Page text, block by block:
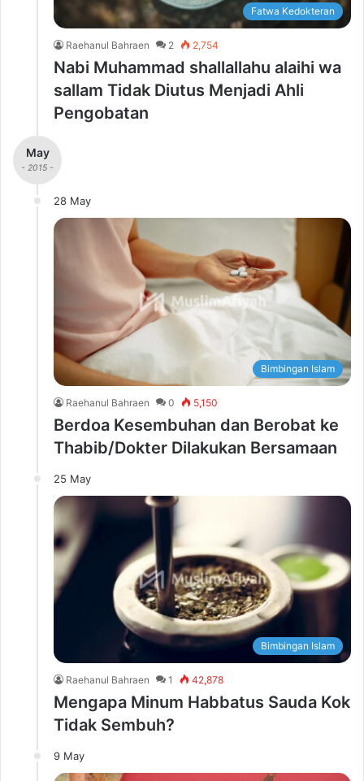
Fatwa Kedokteran
Raehanul Bahraen 2 2,754
Nabi Muhammad shallallahu alaihi wa
sallam Tidak Diutus Menjadi Ahli
Pengobatan
May
- 2015 -
28 May
Bimbingan Islam
Raehanul Bahraen 0 5,150
Berdoa Kesembuhan dan Berobat ke
Thabib/Dokter Dilakukan Bersamaan
25 May
Bimbingan Islam
Raehanul Bahraen 1 42,878
Mengapa Minum Habbatus Sauda Kok
Tidak Sembuh?
9 May